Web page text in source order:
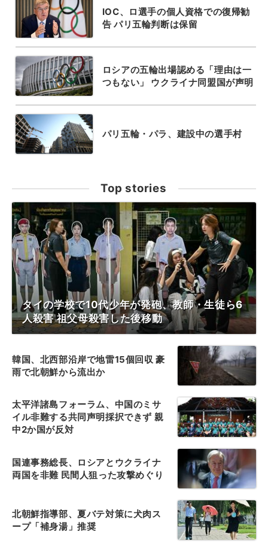
IOC、ロ選手の個人資格での復帰勧
告 パリ五輪判断は保留
ロシアの五輪出場認める「理由は一
つもない」 ウクライナ同盟国が声明
パリ五輪・パラ、建設中の選手村
Top stories
タイの学校で10代少年が発砲、教師・生徒ら6
人殺害 祖父母殺害した後移動
韓国、北西部沿岸で地雷15個回収 豪
雨で北朝鮮から流出か
太平洋諸島フォーラム、中国のミサ
イル非難する共同声明採択できず 親
中2か国が反対
国連事務総長、ロシアとウクライナ
両国を非難 民間人狙った攻撃めぐり
北朝鮮指導部、夏バテ対策に犬肉ス
ープ「補身湯」推奨